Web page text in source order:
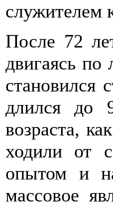
служителем
После 72
двигаясь по
становился
длился до
возраста,
ходили от
опытом и
массовое